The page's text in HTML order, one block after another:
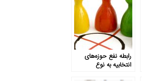
رابطه نفع حوزه‌های
انتخابیه به نوع